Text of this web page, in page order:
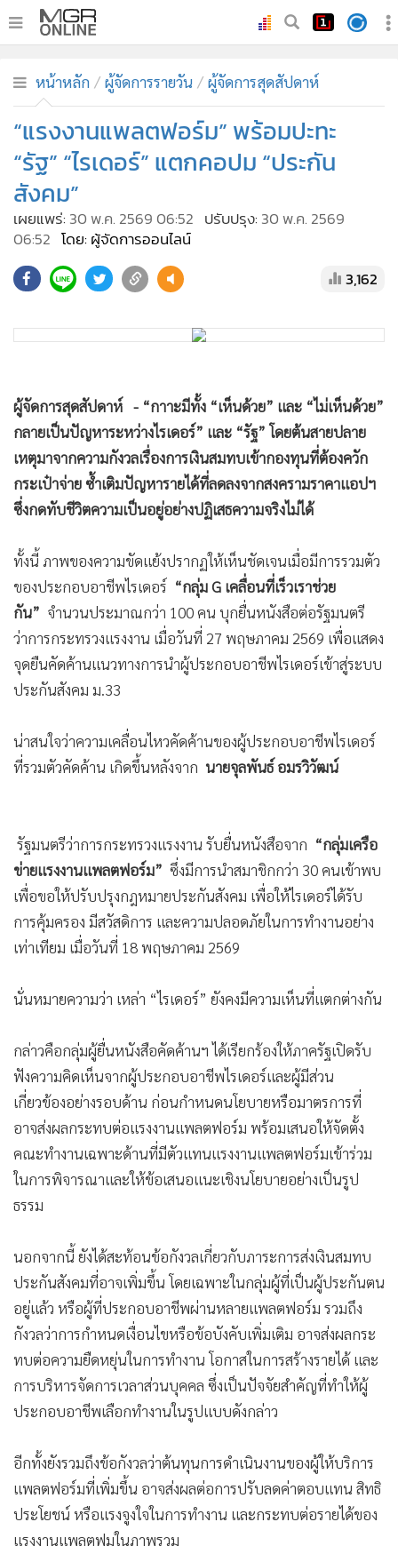
ทันเหตุการณ์
• ภาคใต้
ภูมิภาค
Online Section
• บันเทิง
• ผู้จัดการรายวัน
• ละคร
• Cyber BIZ
• Good health & Well-being
• Green Innovation & SD
• Management & HR
• MGR Live
• Infographic
• ท่องเที่ยว
• กีฬา
• ต่างประเทศ
• Special Scoop
• เศรษฐกิจ-ธุรกิจ
• จีน
ชุมชน-คุณภาพชีวิต
•
อาชญากรรม
• วิทยาศาสตร์
• SMEs
• หุ้น
• อินโดจีน
• กองทุนรวม
• Factcheck
• News1
• Gotomanager
หน้าหลัก ผู้จัดการรายวัน ผู้จัดการสุดสัปดาห์
“แรงงานแพลตฟอร์ม” พร้อมปะทะ
“รัฐ” “ไรเดอร์” แตกคอปม “ประกัน
สังคม”
เผยแพร่: 30 พ.ค. 2569 06:52 ปรับปรุง: 30 พ.ค. 2569
06:52 โดย: ผู้จัดการออนไลน์
3,162
ผู้จัดการสุดสัปดาห์ - “กาาะมีทั้ง “เห็นด้วย” และ “ไม่เห็นด้วย”
กลายเป็นปัญหาระหว่างไรเดอร์” และ “รัฐ” โดยต้นสายปลาย
เหตุมาจากความกังวลเรื่องการเงินสมทบเข้ากองทุนที่ต้องควัก
กระเป๋าจ่าย ซ้ำเติมปัญหารายได้ที่ลดลงจากสงครามราคาแอปฯ
ซึ่งกดทับชีวิตความเป็นอยู่อย่างปฏิเสธความจริงไม่ได้
ทั้งนี้ ภาพของความขัดแย้งปรากฏให้เห็นชัดเจนเมื่อมีการรวมตัว
ของประกอบอาชีพไรเดอร์ “กลุ่ม G เคลื่อนที่เร็วเราช่วย
กัน” จำนวนประมาณกว่า 100 คน บุกยื่นหนังสือต่อรัฐมนตรี
ว่าการกระทรวงแรงงาน เมื่อวันที่ 27 พฤษภาคม 2569 เพื่อแสดง
จุดยืนคัดค้านแนวทางการนำผู้ประกอบอาชีพไรเดอร์เข้าสู่ระบบ
ประกันสังคม ม.33
น่าสนใจว่าความเคลื่อนไหวคัดค้านของผู้ประกอบอาชีพไรเดอร์
ที่รวมตัวคัดค้าน เกิดขึ้นหลังจาก นายจุลพันธ์ อมรวิวัฒน์
รัฐมนตรีว่าการกระทรวงแรงงาน รับยื่นหนังสือจาก “กลุ่มเครือ
ข่ายแรงงานแพลตฟอร์ม” ซึ่งมีการนำสมาชิกกว่า 30 คนเข้าพบ
เพื่อขอให้ปรับปรุงกฎหมายประกันสังคม เพื่อให้ไรเดอร์ได้รับ
การคุ้มครอง มีสวัสดิการ และความปลอดภัยในการทำงานอย่าง
เท่าเทียม เมื่อวันที่ 18 พฤษภาคม 2569
นั่นหมายความว่า เหล่า “ไรเดอร์” ยังคงมีความเห็นที่แตกต่างกัน
กล่าวคือกลุ่มผู้ยื่นหนังสือคัดค้านฯ ได้เรียกร้องให้ภาครัฐเปิดรับ
ฟังความคิดเห็นจากผู้ประกอบอาชีพไรเดอร์และผู้มีส่วน
เกี่ยวข้องอย่างรอบด้าน ก่อนกำหนดนโยบายหรือมาตรการที่
อาจส่งผลกระทบต่อแรงงานแพลตฟอร์ม พร้อมเสนอให้จัดตั้ง
คณะทำงานเฉพาะด้านที่มีตัวแทนแรงงานแพลตฟอร์มเข้าร่วม
ในการพิจารณาและให้ข้อเสนอแนะเชิงนโยบายอย่างเป็นรูป
ธรรม
นอกจากนี้ ยังได้สะท้อนข้อกังวลเกี่ยวกับภาระการส่งเงินสมทบ
ประกันสังคมที่อาจเพิ่มขึ้น โดยเฉพาะในกลุ่มผู้ที่เป็นผู้ประกันตน
อยู่แล้ว หรือผู้ที่ประกอบอาชีพผ่านหลายแพลตฟอร์ม รวมถึง
กังวลว่าการกำหนดเงื่อนไขหรือข้อบังคับเพิ่มเติม อาจส่งผลกระ
ทบต่อความยืดหยุ่นในการทำงาน โอกาสในการสร้างรายได้ และ
การบริหารจัดการเวลาส่วนบุคคล ซึ่งเป็นปัจจัยสำคัญที่ทำให้ผู้
ประกอบอาชีพเลือกทำงานในรูปแบบดังกล่าว
อีกทั้งยังรวมถึงข้อกังวลว่าต้นทุนการดำเนินงานของผู้ให้บริการ
แพลตฟอร์มที่เพิ่มขึ้น อาจส่งผลต่อการปรับลดค่าตอบแทน สิทธิ
ประโยชน์ หรือแรงจูงใจในการทำงาน และกระทบต่อรายได้ของ
แรงงานแพลตฟมในภาพรวม